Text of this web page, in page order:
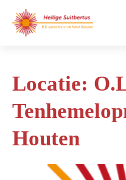
Locatie:
Houten